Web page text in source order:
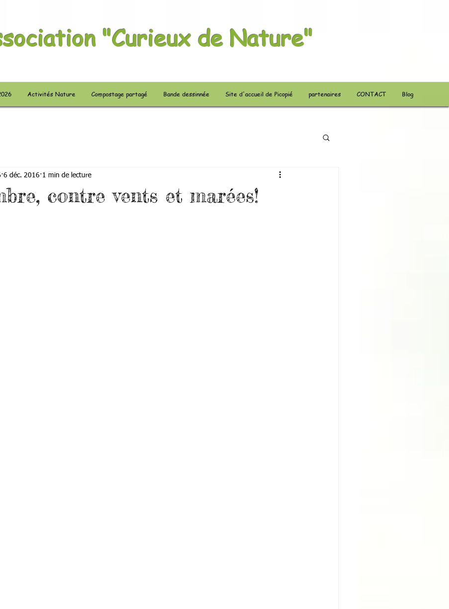
"Curieux de Nature"
Activités Nature Compostage partagé Bande dessinnée Site d'accueil de Picopié partenaires CONTACT Blog
contre vents et marées!
6 déc. 2016 1 min de lecture